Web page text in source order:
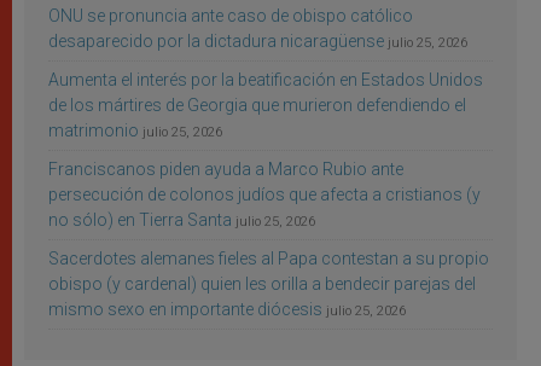
ONU se pronuncia ante caso de obispo católico
desaparecido por la dictadura nicaragüense julio 25, 2026
Aumenta el interés por la beatificación en Estados Unidos
de los mártires de Georgia que murieron defendiendo el
matrimonio julio 25, 2026
Franciscanos piden ayuda a Marco Rubio ante
persecución de colonos judíos que afecta a cristianos (y
no sólo) en Tierra Santa julio 25, 2026
Sacerdotes alemanes fieles al Papa contestan a su propio
obispo (y cardenal) quien les orilla a bendecir parejas del
mismo sexo en importante diócesis julio 25, 2026